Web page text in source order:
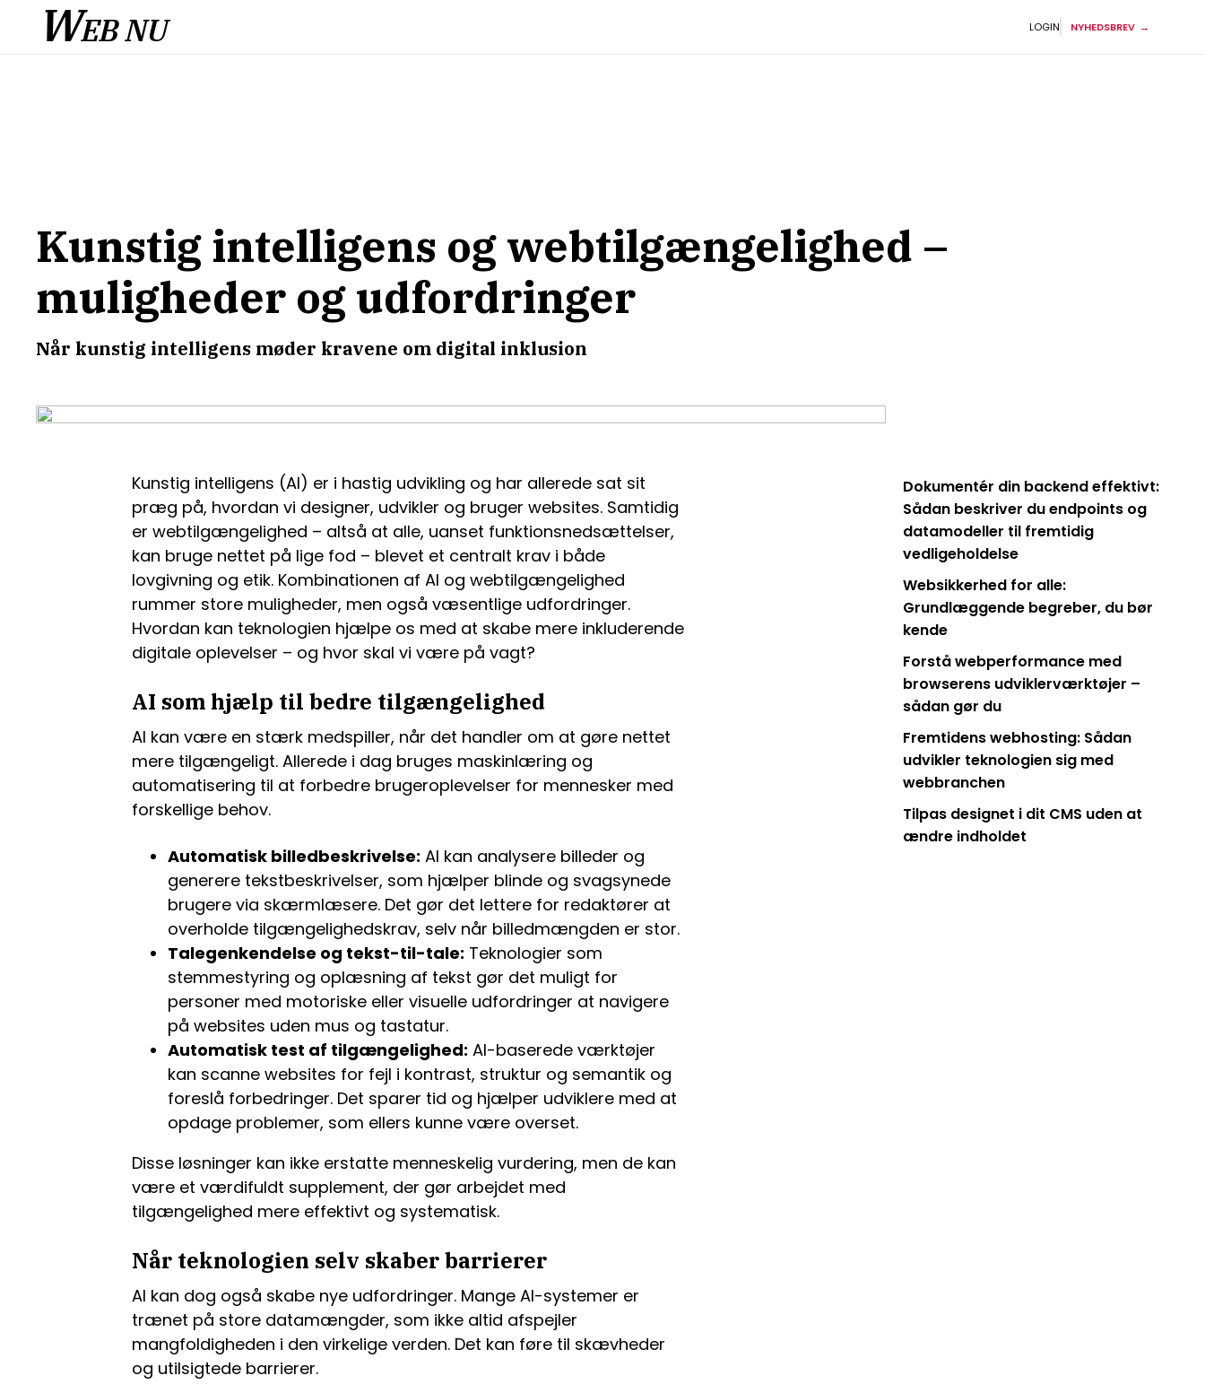
WEB NU LOGIN NYHEDSBREV
Kunstig intelligens og webtilgængelighed –
muligheder og udfordringer
Når kunstig intelligens møder kravene om digital inklusion
Kunstig intelligens (AI) er i hastig udvikling og har allerede sat sit
præg på, hvordan vi designer, udvikler og bruger websites. Samtidig
er webtilgængelighed – altså at alle, uanset funktionsnedsættelser,
kan bruge nettet på lige fod – blevet et centralt krav i både
lovgivning og etik. Kombinationen af AI og webtilgængelighed
rummer store muligheder, men også væsentlige udfordringer.
Hvordan kan teknologien hjælpe os med at skabe mere inkluderende
digitale oplevelser – og hvor skal vi være på vagt?
AI som hjælp til bedre tilgængelighed
AI kan være en stærk medspiller, når det handler om at gøre nettet
mere tilgængeligt. Allerede i dag bruges maskinlæring og
automatisering til at forbedre brugeroplevelser for mennesker med
forskellige behov.
Automatisk billedbeskrivelse: AI kan analysere billeder og
generere tekstbeskrivelser, som hjælper blinde og svagsynede
brugere via skærmlæsere. Det gør det lettere for redaktører at
overholde tilgængelighedskrav, selv når billedmængden er stor.
Talegenkendelse og tekst-til-tale: Teknologier som
stemmestyring og oplæsning af tekst gør det muligt for
personer med motoriske eller visuelle udfordringer at navigere
på websites uden mus og tastatur.
Automatisk test af tilgængelighed: AI-baserede værktøjer
kan scanne websites for fejl i kontrast, struktur og semantik og
foreslå forbedringer. Det sparer tid og hjælper udviklere med at
opdage problemer, som ellers kunne være overset.
Disse løsninger kan ikke erstatte menneskelig vurdering, men de kan
være et værdifuldt supplement, der gør arbejdet med
tilgængelighed mere effektivt og systematisk.
Når teknologien selv skaber barrierer
AI kan dog også skabe nye udfordringer. Mange AI-systemer er
trænet på store datamængder, som ikke altid afspejler
mangfoldigheden i den virkelige verden. Det kan føre til skævheder
og utilsigtede barrierer.
Dokumentér din backend effektivt:
Sådan beskriver du endpoints og
datamodeller til fremtidig
vedligeholdelse
Websikkerhed for alle:
Grundlæggende begreber, du bør
kende
Forstå webperformance med
browserens udviklerværktøjer –
sådan gør du
Fremtidens webhosting: Sådan
udvikler teknologien sig med
webbranchen
Tilpas designet i dit CMS uden at
ændre indholdet